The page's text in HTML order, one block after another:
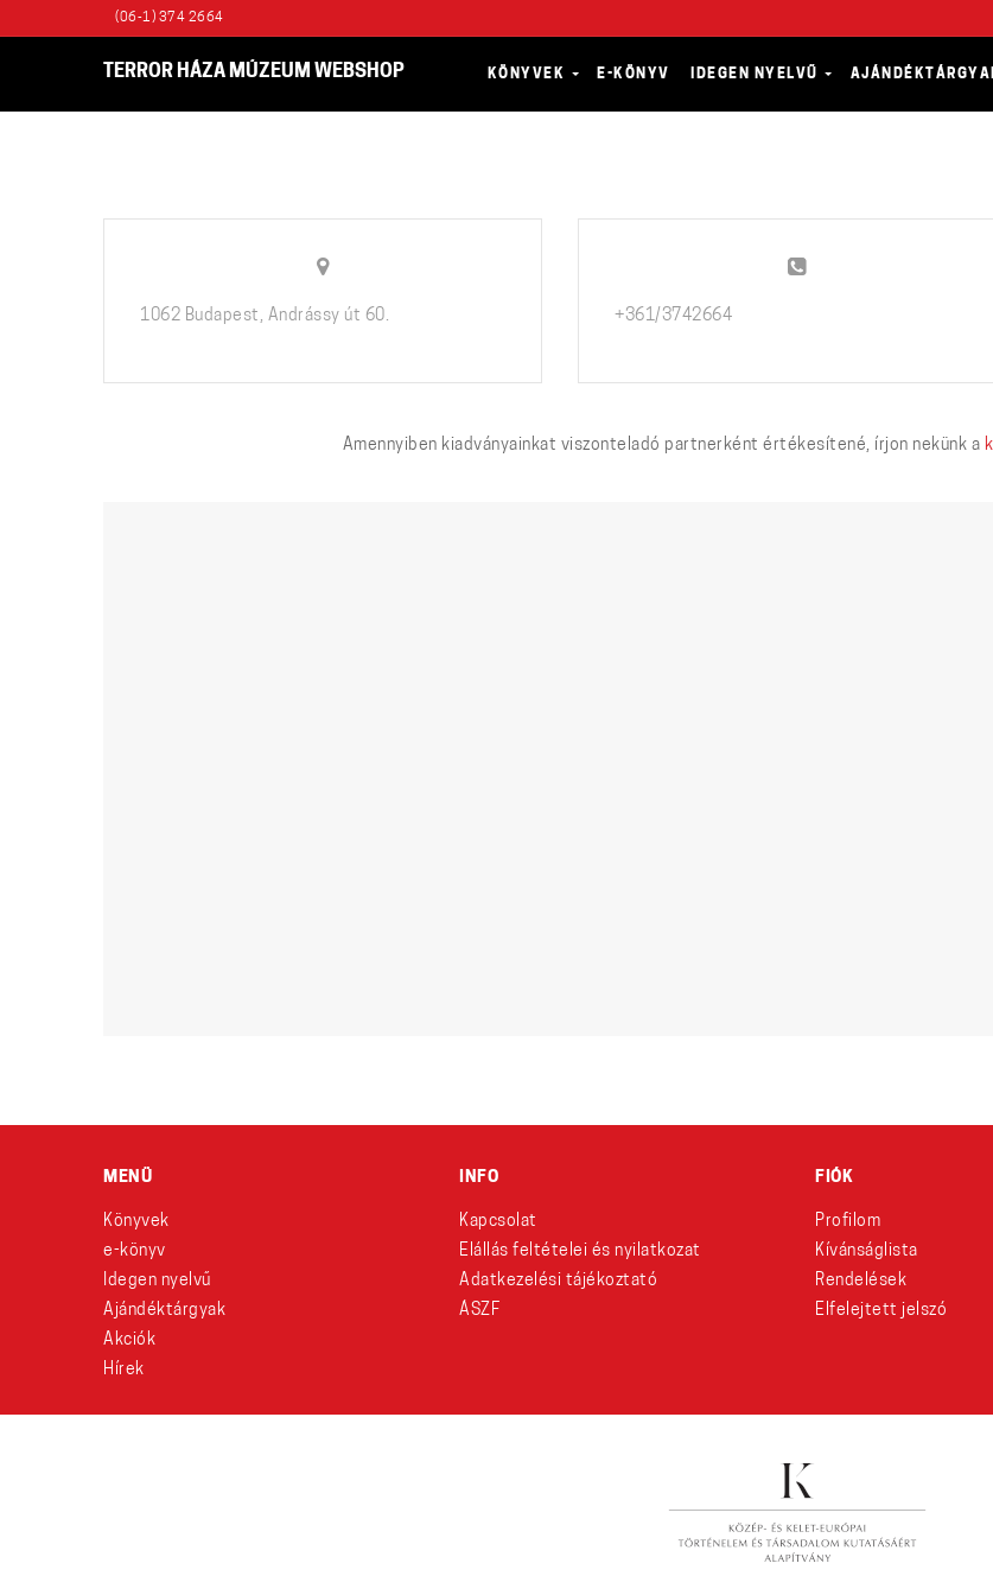
(06-1) 374 2664
TERROR HÁZA MÚZEUM WEBSHOP KÖNYVEK E-KÖNYV IDEGEN NYELVŰ
1062 Budapest, Andrássy út 60. +361/3742664
Amennyiben kiadványainkat viszonteladó partnerként értékesítené, írjon nekünk a
MENÜ
Könyvek
e-könyv
Idegen nyelvű
Ajándéktárgyak
Akciók
Hírek
INFO
Kapcsolat
Elállás feltételei és nyilatkozat
Adatkezelési tájékoztató
ÁSZF
FIÓK
Profilom
Kívánságlista
Rendelések
Elfelejtett jelszó